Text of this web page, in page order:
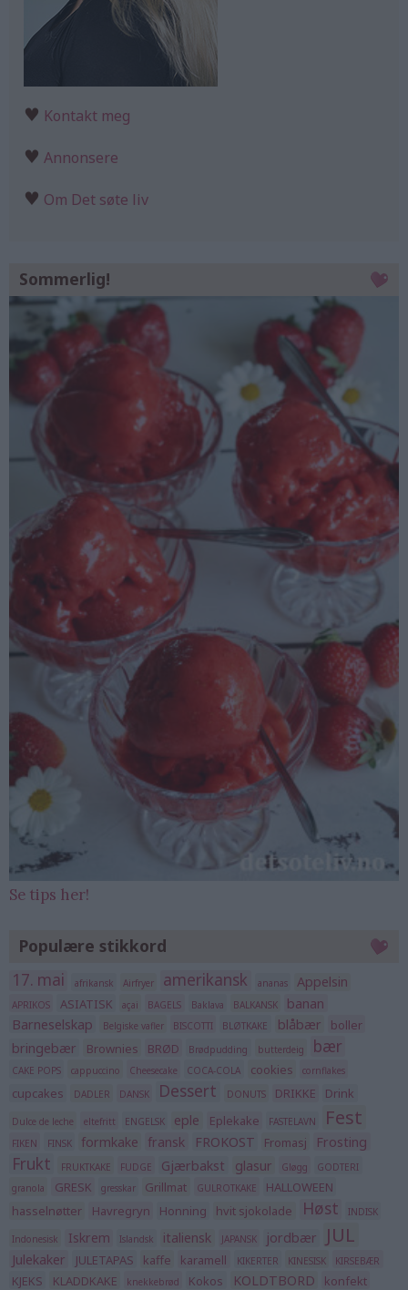
♥ Kontakt meg
♥ Annonsere
♥ Om Det søte liv
Sommerlig!
Se tips her!
Populære stikkord
17. mai afrikansk Airfryer amerikansk ananas Appelsin
APRIKOS ASIATISK açai BAGELS Baklava BALKANSK
banan
Barneselskap
Belgiske vafler BISCOTTI BLØTKAKE blåbær boller
bringebær Brownies BRØD Brødpudding butterdeig bær
CAKE POPS cappuccino Cheesecake COCA-COLA cookies cornflakes
cupcakes DADLER DANSK Dessert DONUTS DRIKKE Drink
Dulce de leche eltefritt ENGELSK eple Eplekake FASTELAVN Fest
FIKEN FINSK formkake fransk FROKOST Fromasj Frosting
Frukt FRUKTKAKE FUDGE Gjærbakst glasur Gløgg
GODTERI
granola
GRESK gresskar Grillmat GULROTKAKE
HALLOWEEN
hasselnøtter
Havregryn Honning hvit sjokolade Høst INDISK
Indonesisk Iskrem Islandsk italiensk JAPANSK jordbær JUL
Julekaker JULETAPAS kaffe karamell KIKERTER KINESISK KIRSEBÆR
KJEKS KLADDKAKE knekkebrød Kokos KOLDTBORD
konfekt